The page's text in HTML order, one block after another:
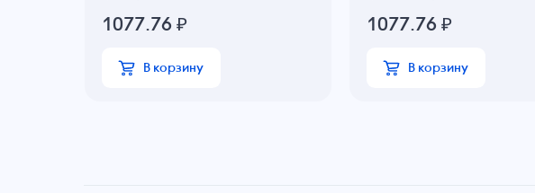
1077.76 ₽
В корзину
1077.76 ₽
В корзину